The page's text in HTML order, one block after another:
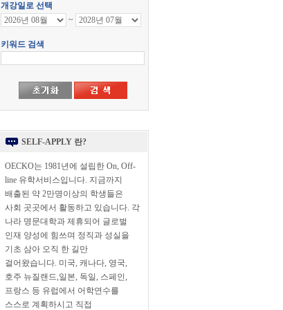
SELF-APPLY 란?
OECKO는 1981년에 설립한 On, Off-
line 유학서비스입니다. 지금까지
배출된 약 2만명이상의 학생들은
사회 곳곳에서 활동하고 있습니다. 각
나라 명문대학과 제휴되어 글로벌
인재 양성에 힘쓰며 정직과 성실을
기초 삼아 오직 한 길만
걸어왔습니다. 미국, 캐나다, 영국,
호주 뉴질랜드,일본, 독일, 스페인,
프랑스 등 유럽에서 어학연수를
스스로 계획하시고 직접